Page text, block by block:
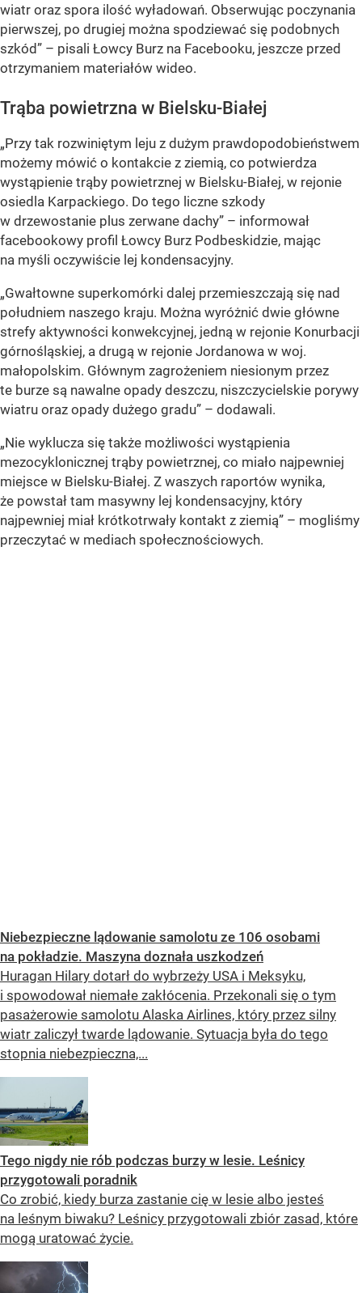
wiatr oraz spora ilość wyładowań. Obserwując poczynania
pierwszej, po drugiej można spodziewać się podobnych
szkód” – pisali Łowcy Burz na Facebooku, jeszcze przed
otrzymaniem materiałów wideo.
Trąba powietrzna w Bielsku-Białej
„Przy tak rozwiniętym leju z dużym prawdopodobieństwem
możemy mówić o kontakcie z ziemią, co potwierdza
wystąpienie trąby powietrznej w Bielsku-Białej, w rejonie
osiedla Karpackiego. Do tego liczne szkody
w drzewostanie plus zerwane dachy” – informował
facebookowy profil Łowcy Burz Podbeskidzie, mając
na myśli oczywiście lej kondensacyjny.
„Gwałtowne superkomórki dalej przemieszczają się nad
południem naszego kraju. Można wyróżnić dwie główne
strefy aktywności konwekcyjnej, jedną w rejonie Konurbacji
górnośląskiej, a drugą w rejonie Jordanowa w woj.
małopolskim. Głównym zagrożeniem niesionym przez
te burze są nawalne opady deszczu, niszczycielskie porywy
wiatru oraz opady dużego gradu” – dodawali.
„Nie wyklucza się także możliwości wystąpienia
mezocyklonicznej trąby powietrznej, co miało najpewniej
miejsce w Bielsku-Białej. Z waszych raportów wynika,
że powstał tam masywny lej kondensacyjny, który
najpewniej miał krótkotrwały kontakt z ziemią” – mogliśmy
przeczytać w mediach społecznościowych.
Niebezpieczne lądowanie samolotu ze 106 osobami
na pokładzie. Maszyna doznała uszkodzeń
Huragan Hilary dotarł do wybrzeży USA i Meksyku,
i spowodował niemałe zakłócenia. Przekonali się o tym
pasażerowie samolotu Alaska Airlines, który przez silny
wiatr zaliczył twarde lądowanie. Sytuacja była do tego
stopnia niebezpieczna,...
Tego nigdy nie rób podczas burzy w lesie. Leśnicy
przygotowali poradnik
Co zrobić, kiedy burza zastanie cię w lesie albo jesteś
na leśnym biwaku? Leśnicy przygotowali zbiór zasad, które
mogą uratować życie.